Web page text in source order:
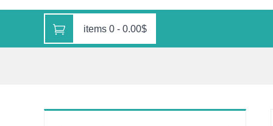
0.00$
-
0 items